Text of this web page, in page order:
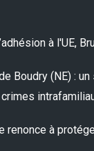
à l'UE,
Boudry (NE) :
renonce à